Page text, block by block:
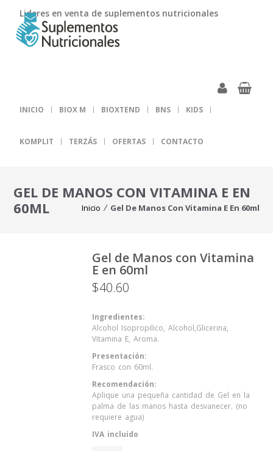
Lideres en venta de suplementos nutricionales
INICIO BIOX M BIOXTEND BNS KIDS
KOMPLIT TERZÁS OFERTAS CONTACTO
GEL DE MANOS CON VITAMINA E EN
60ML
Inicio ⁄ Gel De Manos Con Vitamina E En 60ml
Gel de Manos con Vitamina
E en 60ml
$40.60
Ingredientes:
Alcohol Isopropilico, Alcohol,Glicerina,
Vitamina E, Aroma.
Presentación:
Frasco con 60ml.
Recomendación:
Aplique una pequeña cantidad de Gel en la
palma de las manos hasta desvanecer. (no
requiere agua)
IVA incluido